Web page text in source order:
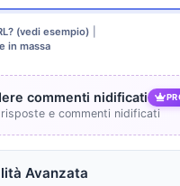
(vedi esempio)
in massa
commenti nidificati
e commenti nidificati
Avanzata